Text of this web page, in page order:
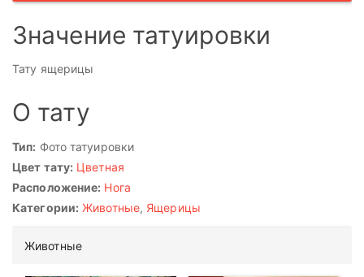
Значение татуировки
Тату ящерицы
О тату
Тип: Фото татуировки
Цвет тату: Цветная
Расположение: Нога
Категории: Животные, Ящерицы
Животные